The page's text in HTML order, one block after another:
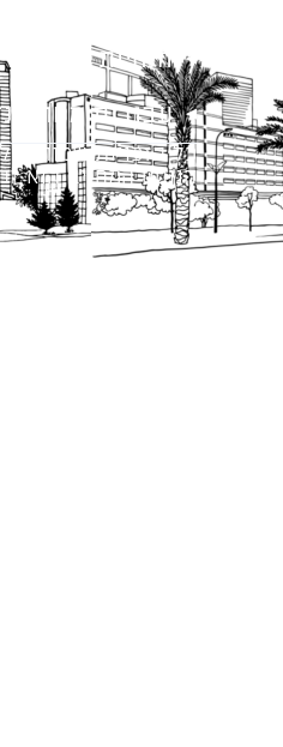
עבודות מטה
הנחיות תכנון
כל הזכויות שמורות
הנוסח המחייב הוא